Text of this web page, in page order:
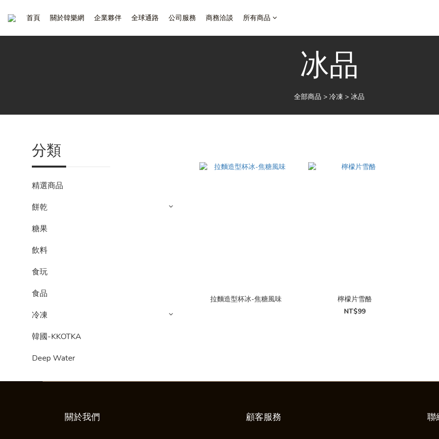
首頁 關於韓樂網 企業夥伴 全球通路 公司服務 商務洽談 所有商品
冰品
全部商品 > 冷凍 > 冰品
分類
精選商品
餅乾
糖果
飲料
食玩
食品
冷凍
韓國-KKOTKA
Deep Water
拉麵造型杯冰-焦糖風味
檸檬片雪酪
NT$99
關於我們 顧客服務 聯